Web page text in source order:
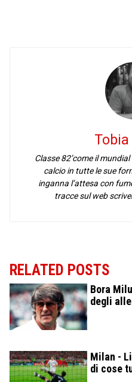
Classe 82’come il
calcio in tutte le sue
inganna l’attesa con
tracce sul web
RELATED POSTS
Bora
degli
Milan -
di cose